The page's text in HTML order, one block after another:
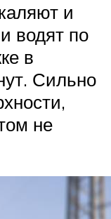
и
водят по
в
Сильно
не